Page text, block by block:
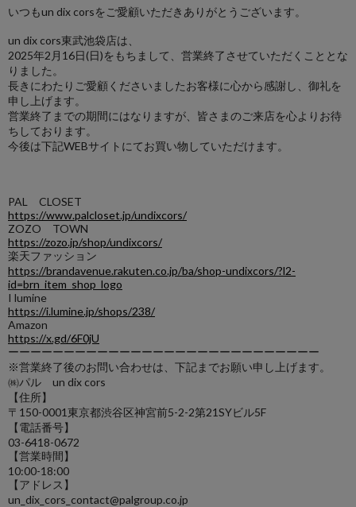
いつもun dix corsをご愛顧いただきありがとうございます。
un dix cors東武池袋店は、
2025年2月16日(日)をもちまして、営業終了させていただくこととな
りました。
長きにわたりご愛顧くださいましたお客様に心から感謝し、御礼を
申し上げます。
営業終了までの期間にはなりますが、皆さまのご来店を心よりお待
ちしております。
今後は下記WEBサイトにてお買い物していただけます。
PAL CLOSET
https://www.palcloset.jp/undixcors/
ZOZO TOWN
https://zozo.jp/shop/undixcors/
楽天ファッション
https://brandavenue.rakuten.co.jp/ba/shop-undixcors/?l2-
id=brn_item_shop_logo
I lumine
https://i.lumine.jp/shops/238/
Amazon
https://x.gd/6F0jU
ーーーーーーーーーーーーーーーーーーーーーーーーーーーー
※営業終了後のお問い合わせは、下記までお願い申し上げます。
㈱パル un dix cors
【住所】
〒150-0001東京都渋谷区神宮前5-2-2第21SYビル5F
【電話番号】
03-6418-0672
【営業時間】
10:00-18:00
【アドレス】
un_dix_cors_contact@palgroup.co.jp